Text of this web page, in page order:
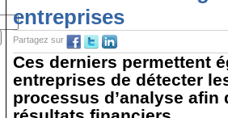
entreprises
Partagez sur
Ces derniers permettent
entreprises de détecter
processus d’analyse afin